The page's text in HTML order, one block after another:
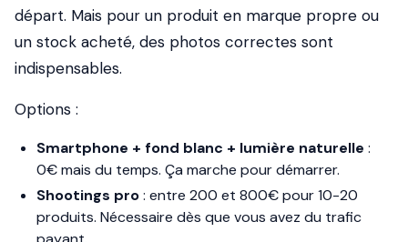
départ. Mais pour un produit en marque propre ou
un stock acheté, des photos correctes sont
indispensables.
Options :
Smartphone + fond blanc + lumière naturelle :
0€ mais du temps. Ça marche pour démarrer.
Shootings pro: entre 200 et 800€ pour 10-20
produits. Nécessaire dès que vous avez du trafic